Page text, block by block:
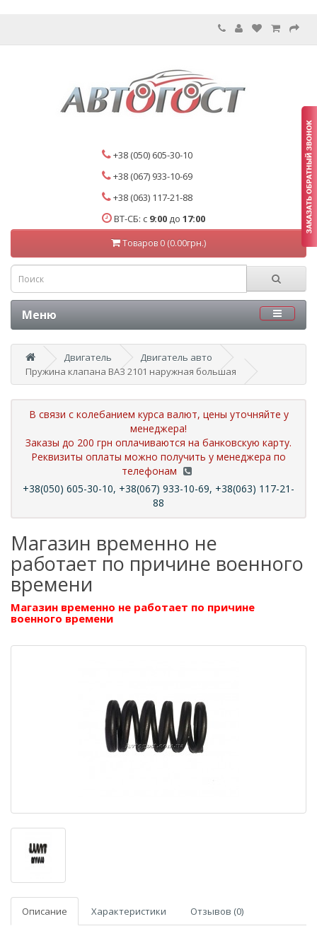
+38 (050) 605-30-10
+38 (067) 933-10-69
+38 (063) 117-21-88
ВТ-СБ: с 9:00 до 17:00
Товаров 0 (0.00грн.)
Меню
Двигатель
Двигатель авто
Пружина клапана ВАЗ 2101 наружная большая
В связи с колебанием курса валют, цены уточняйте у
менеджера!
Заказы до 200 грн оплачиваются на банковскую карту.
Реквизиты оплаты можно получить у менеджера по
телефонам
+38(050) 605-30-10, +38(067) 933-10-69, +38(063) 117-21-
88
Магазин временно не
работает по причине военного
времени
Магазин временно не работает по причине
военного времени
Описание Характеристики Отзывов (0)